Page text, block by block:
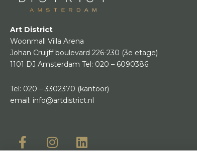
Art District
Woonmall Villa Arena
Johan Cruijff boulevard 226-230 (3e etage)
1101 DJ Amsterdam Tel: 020 – 6090386
Tel: 020 – 3302370 (kantoor)
email: info@artdistrict.nl